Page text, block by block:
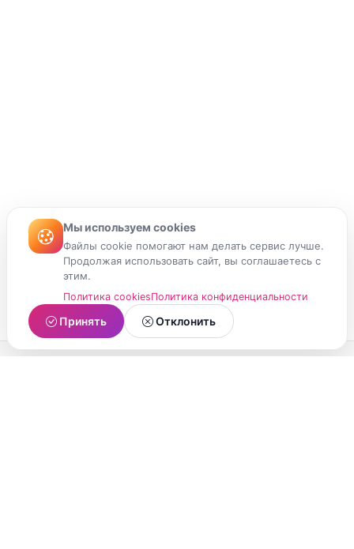
Мы используем cookies
Файлы cookie помогают нам делать сервис лучше.
Продолжая использовать сайт, вы соглашаетесь с
этим.
Политика cookiesПолитика конфиденциальности
Принять Отклонить